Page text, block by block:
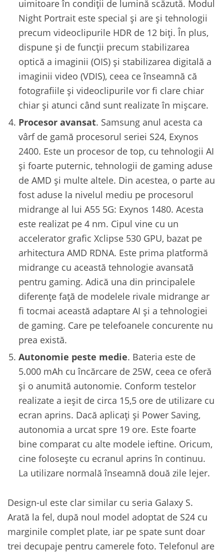
uimitoare în condiții de lumină scăzută. Modul
Night Portrait este special și are și tehnologii
precum videoclipurile HDR de 12 biți. În plus,
dispune și de funcții precum stabilizarea
optică a imaginii (OIS) și stabilizarea digitală a
imaginii video (VDIS), ceea ce înseamnă că
fotografiile și videoclipurile vor fi clare chiar
chiar și atunci când sunt realizate în mișcare.
Procesor avansat. Samsung anul acesta ca
vârf de gamă procesorul seriei S24, Exynos
2400. Este un procesor de top, cu tehnologii AI
și foarte puternic, tehnologii de gaming aduse
de AMD și multe altele. Din acestea, o parte au
fost aduse la nivelul mediu pe procesorul
midrange al lui A55 5G: Exynos 1480. Acesta
este realizat pe 4 nm. Cipul vine cu un
accelerator grafic Xclipse 530 GPU, bazat pe
arhitectura AMD RDNA. Este prima platformă
midrange cu această tehnologie avansată
pentru gaming. Adică una din principalele
diferențe față de modelele rivale midrange ar
fi tocmai această adaptare AI și a tehnologiei
de gaming. Care pe telefoanele concurente nu
prea există.
Autonomie peste medie. Bateria este de
5.000 mAh cu încărcare de 25W, ceea ce oferă
și o anumită autonomie. Conform testelor
realizate a ieșit de circa 15,5 ore de utilizare cu
ecran aprins. Dacă aplicați și Power Saving,
autonomia a urcat spre 19 ore. Este foarte
bine comparat cu alte modele ieftine. Oricum,
cine folosește cu ecranul aprins în continuu.
La utilizare normală înseamnă două zile lejer.
Design-ul este clar similar cu seria Galaxy S.
Arată la fel, după noul model adoptat de S24 cu
marginile complet plate, iar pe spate sunt doar
trei decupaje pentru camerele foto. Telefonul are